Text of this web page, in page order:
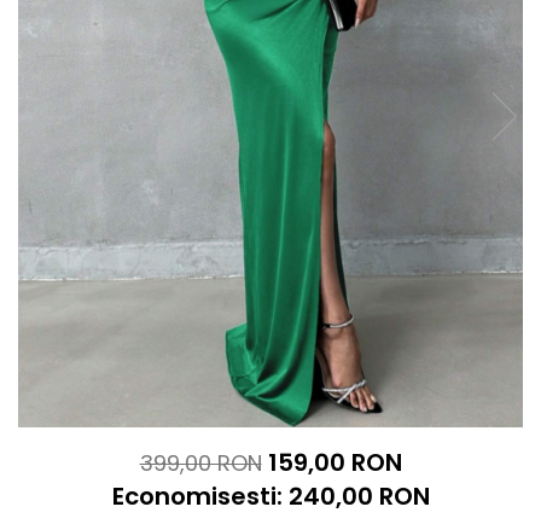
399,00 RON 159,00 RON
Economisesti: 240,00 RON